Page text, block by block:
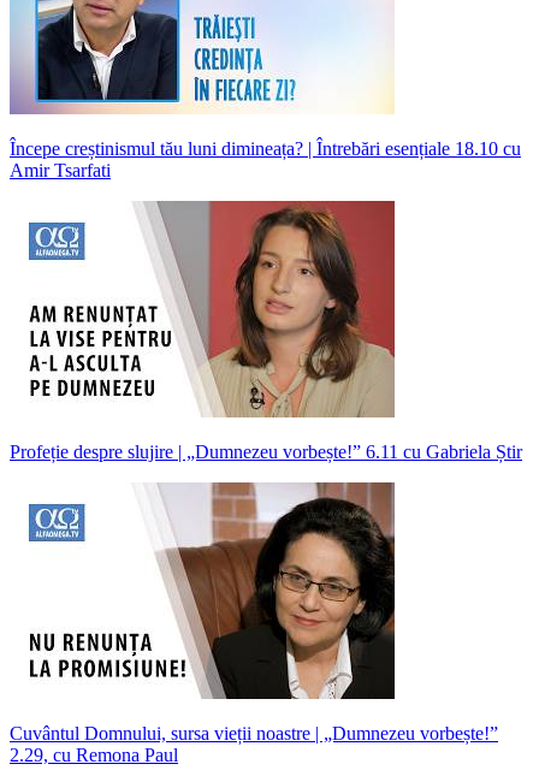
Începe creștinismul tău luni dimineața? | Întrebări esențiale 18.10 cu
Amir Tsarfati
Profeție despre slujire | „Dumnezeu vorbește!” 6.11 cu Gabriela Știr
Cuvântul Domnului, sursa vieții noastre | „Dumnezeu vorbește!”
2.29, cu Remona Paul